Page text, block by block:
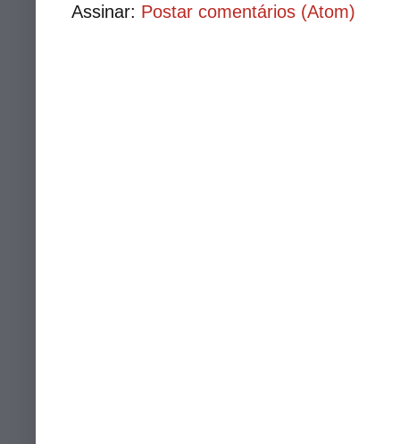
Assinar: Postar comentários (Atom)